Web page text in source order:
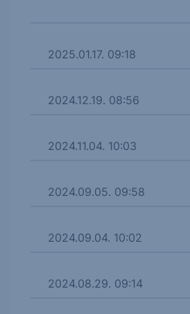
2025.01.17. 09:18
2024.12.19. 08:56
2024.11.04. 10:03
2024.09.05. 09:58
2024.09.04. 10:02
2024.08.29. 09:14